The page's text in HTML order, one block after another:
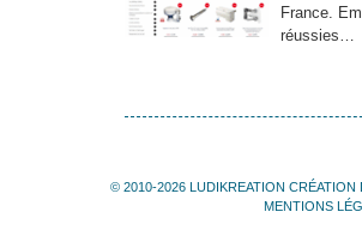
France.
réussies…
© 2010-2026 LUDIKREATION CRÉATION
MENTIONS